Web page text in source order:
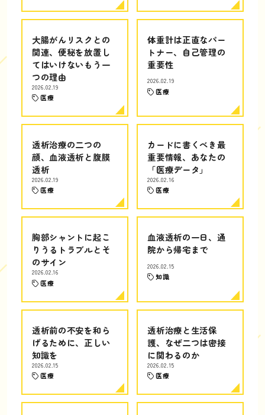
大腸がんリスクとの
関連、便秘を放置し
てはいけないもう一
つの理由
2026.02.19
医療
体重計は正直なパー
トナー、自己管理の
重要性
2026.02.19
医療
透析治療の二つの
顔、血液透析と腹膜
透析
2026.02.19
医療
カードに書くべき最
重要情報、あなたの
「医療データ」
2026.02.16
医療
胸部シャントに起こ
りうるトラブルとそ
のサイン
2026.02.16
医療
血液透析の一日、通
院から帰宅まで
2026.02.15
知識
透析前の不安を和ら
げるために、正しい
知識を
2026.02.15
医療
透析治療と生活保
護、なぜ二つは密接
に関わるのか
2026.02.15
医療